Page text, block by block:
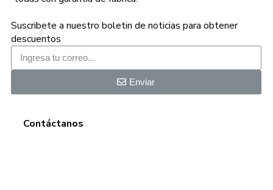
Suscribete a nuestro boletin de noticias para obtener
descuentos
Enviar
Contáctanos